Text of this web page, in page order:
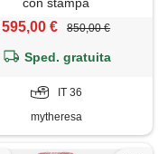
con stampa
595,00 € 850,00 €
Sped. gratuita
IT 36
mytheresa